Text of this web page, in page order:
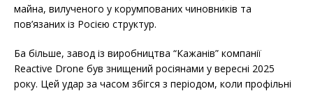
майна, вилученого у корумпованих чиновників та
пов’язаних із Росією структур.
Ба більше, завод із виробництва “Кажанів” компанії
Reactive Drone був знищений росіянами у вересні 2025
року. Цей удар за часом збігся з періодом, коли профільні